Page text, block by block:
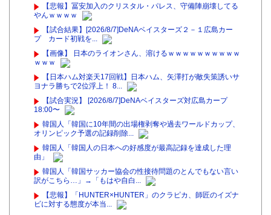
【悲報】冨安加入のクリスタル・パレス、守備陣崩壊してる
やんｗｗｗｗ
【試合結果】[2026/8/7]DeNAベイスターズ２－１広島カー
プ カード初戦を...
【画像】 日本のライオンさん、溶けるｗｗｗｗｗｗｗｗｗｗ
ｗｗｗ
【日本ハム対楽天17回戦】日本ハム、矢澤打が敵失策誘いサ
ヨナラ勝ちで2位浮上！ 8...
【試合実況】 [2026/8/7]DeNAベイスターズ対広島カープ
18:00〜
韓国人「韓国に10年間の出場権剥奪や過去ワールドカップ、
オリンピック予選の記録削除...
韓国人「韓国人の日本への好感度が最高記録を達成した理
由」
韓国人「韓国サッカー協会の性接待問題のとんでもない言い
訳がこちら…」→「もはや自白...
【悲報】「HUNTER×HUNTER」のクラピカ、師匠のイズナ
ビに対する態度が本当...